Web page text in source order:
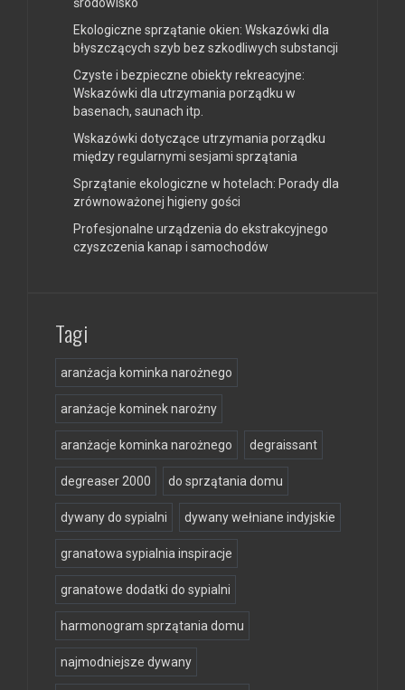
Ekologiczne sprzątanie okien: Wskazówki dla
błyszczących szyb bez szkodliwych substancji
Czyste i bezpieczne obiekty rekreacyjne:
Wskazówki dla utrzymania porządku w
basenach, saunach itp.
Wskazówki dotyczące utrzymania porządku
między regularnymi sesjami sprzątania
Sprzątanie ekologiczne w hotelach: Porady dla
zrównoważonej higieny gości
Profesjonalne urządzenia do ekstrakcyjnego
czyszczenia kanap i samochodów
Tagi
aranżacja kominka narożnego
aranżacje kominek narożny
aranżacje kominka narożnego degraissant
degreaser 2000 do sprzątania domu
dywany do sypialni dywany wełniane indyjskie
granatowa sypialnia inspiracje
granatowe dodatki do sypialni
harmonogram sprzątania domu
najmodniejsze dywany